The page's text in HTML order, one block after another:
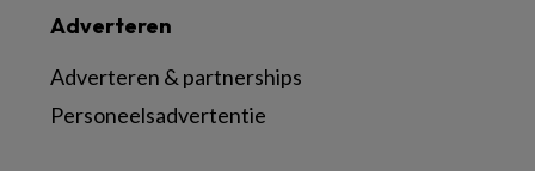
Adverteren
Adverteren & partnerships
Personeelsadvertentie